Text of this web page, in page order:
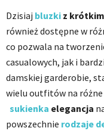
Dzisiaj bluzki z
również dostępne w
co pozwala na
casualowych, jak i
damskiej garderobie,
wielu outfitów na różne
sukienka elegancja
powszechnie rodzaje